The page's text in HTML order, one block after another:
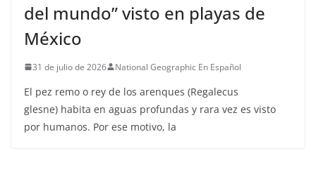
del mundo” visto en playas de
México
31 de julio de 2026 National Geographic En Español
El pez remo o rey de los arenques (Regalecus
glesne) habita en aguas profundas y rara vez es visto
por humanos. Por ese motivo, la